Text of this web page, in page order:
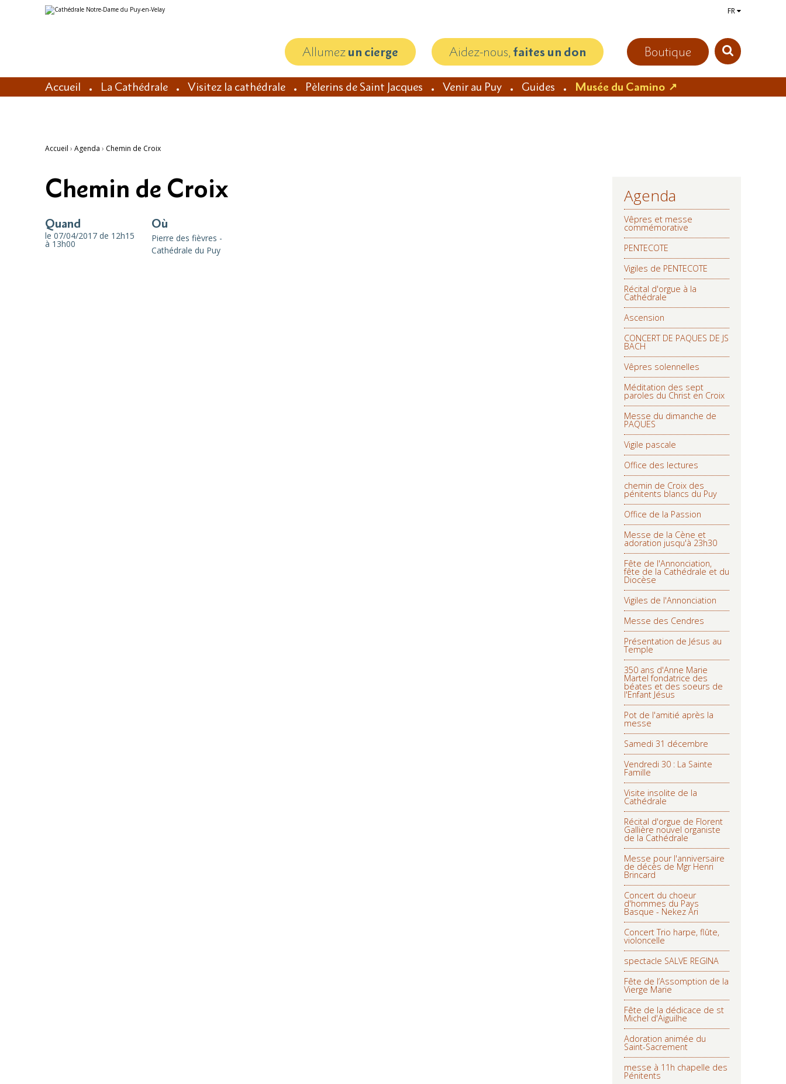
Aller
au
Outils
personnels
FR
Boutique
Allumezun cierge Aidez-nous, faites un don
Accueil La Cathédrale Visitez la cathédrale Pèlerins de Saint Jacques Venir au Puy Guides Musée du Camino
Accueil › Agenda › Chemin de Croix
NAVIGATION
Agenda
Vêpres et messe
commémorative
PENTECOTE
Vigiles de PENTECOTE
Récital d'orgue à la
Cathédrale
Ascension
CONCERT DE PAQUES DE JS
BACH
Vêpres solennelles
Méditation des sept
paroles du Christ en Croix
Messe du dimanche de
PAQUES
Vigile pascale
Office des lectures
chemin de Croix des
pénitents blancs du Puy
Office de la Passion
Messe de la Cène et
adoration jusqu'à 23h30
Fête de l'Annonciation,
fête de la Cathédrale et du
Diocèse
Vigiles de l'Annonciation
Messe des Cendres
Présentation de Jésus au
Temple
350 ans d'Anne Marie
Martel fondatrice des
béates et des soeurs de
l'Enfant Jésus
Pot de l'amitié après la
messe
Samedi 31 décembre
Vendredi 30 : La Sainte
Famille
Visite insolite de la
Cathédrale
Récital d'orgue de Florent
Gallière nouvel organiste
de la Cathédrale
Messe pour l'anniversaire
de décès de Mgr Henri
Brincard
Concert du choeur
d'hommes du Pays
Basque - Nekez Ari
Concert Trio harpe, flûte,
violoncelle
spectacle SALVE REGINA
Fête de l’Assomption de la
Vierge Marie
Fête de la dédicace de st
Michel d'Aiguilhe
Adoration animée du
Saint-Sacrement
messe à 11h chapelle des
Pénitents
Chemin de Croix
Quand
le 07/04/2017 de 12h15
à 13h00
Où
Pierre des fièvres -
Cathédrale du Puy